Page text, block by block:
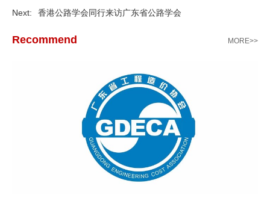
Next:
香港公路学会同行来访广东省公路学会
Recommend MORE>>